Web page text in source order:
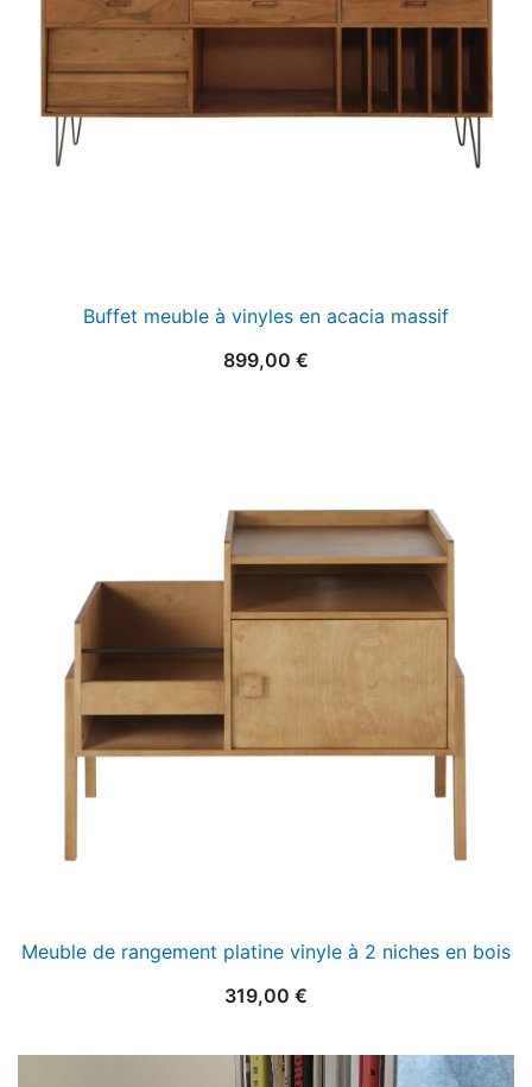
Buffet meuble à vinyles en acacia massif
899,00 €
Meuble de rangement platine vinyle à 2 niches en bois
319,00 €